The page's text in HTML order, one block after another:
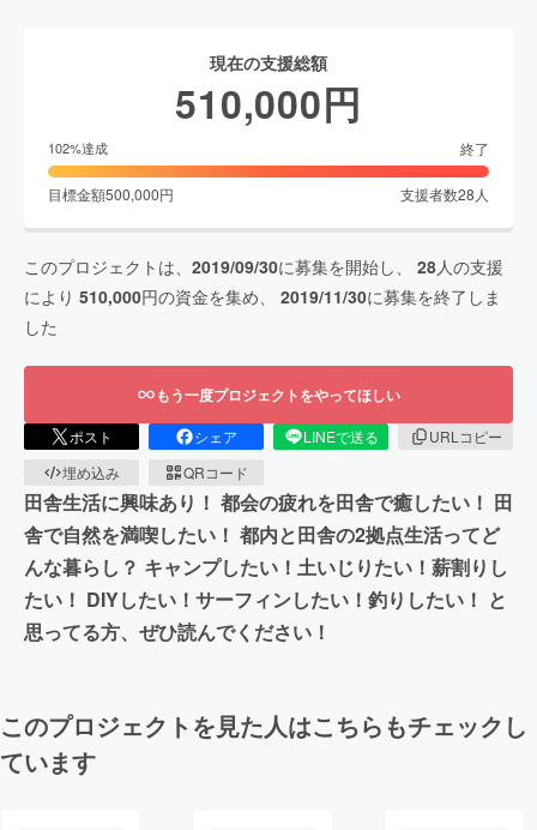
現在の支援総額
510,000円
102%達成 終了
目標金額500,000円 支援者数28 人
このプロジェクトは、 2019/09/30に募集を開始し、 28人の支援
により 510,000円の資金を集め、 2019/11/30に募集を終了しま
した
もう一度プロジェクトをやってほしい
ポスト シェア LINEで送る
URLコピー
埋め込み
QRコード
田舎生活に興味あり！ 都会の疲れを田舎で癒したい！ 田
舎で自然を満喫したい！ 都内と田舎の2拠点生活ってど
んな暮らし？ キャンプしたい！土いじりたい！薪割りし
たい！ DIYしたい！サーフィンしたい！釣りしたい！ と
思ってる方、ぜひ読んでください！
このプロジェクトを見た人はこちらもチェックし
ています